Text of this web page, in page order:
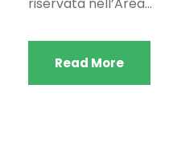
riservata nell’Area...
Read More